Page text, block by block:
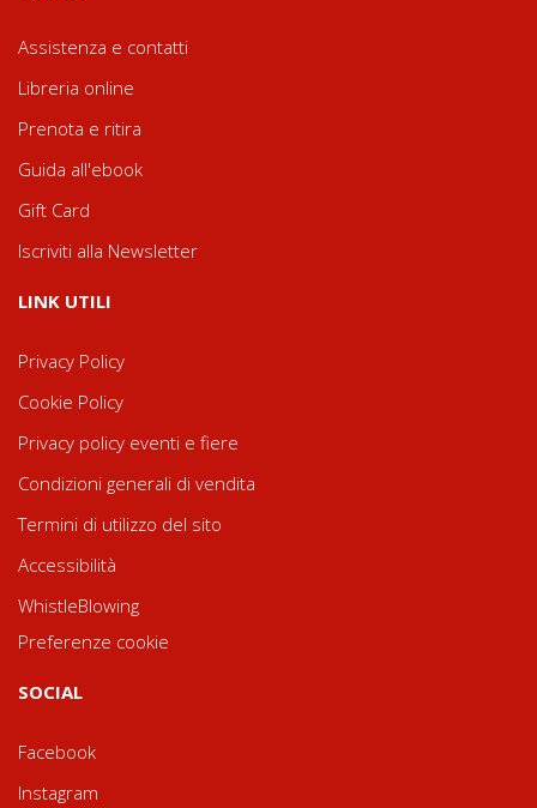
Assistenza e contatti
Libreria online
Prenota e ritira
Guida all'ebook
Gift Card
Iscriviti alla Newsletter
LINK UTILI
Privacy Policy
Cookie Policy
Privacy policy eventi e fiere
Condizioni generali di vendita
Termini di utilizzo del sito
Accessibilità
WhistleBlowing
Preferenze cookie
SOCIAL
Facebook
Instagram